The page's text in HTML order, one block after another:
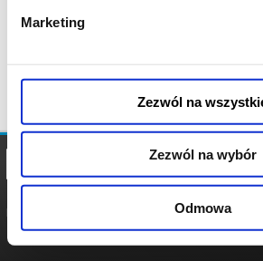
Marketing
Zezwól na
Zezwól na wybór
Odmowa
POLITYKA